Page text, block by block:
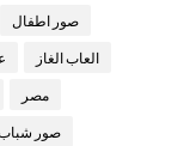
صور اطفال
العاب الغاز
مصر
صور